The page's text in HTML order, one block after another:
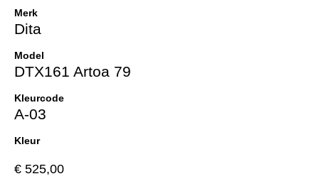
Merk
Dita
Model
DTX161 Artoa 79
Kleurcode
A-03
Kleur
€ 525,00